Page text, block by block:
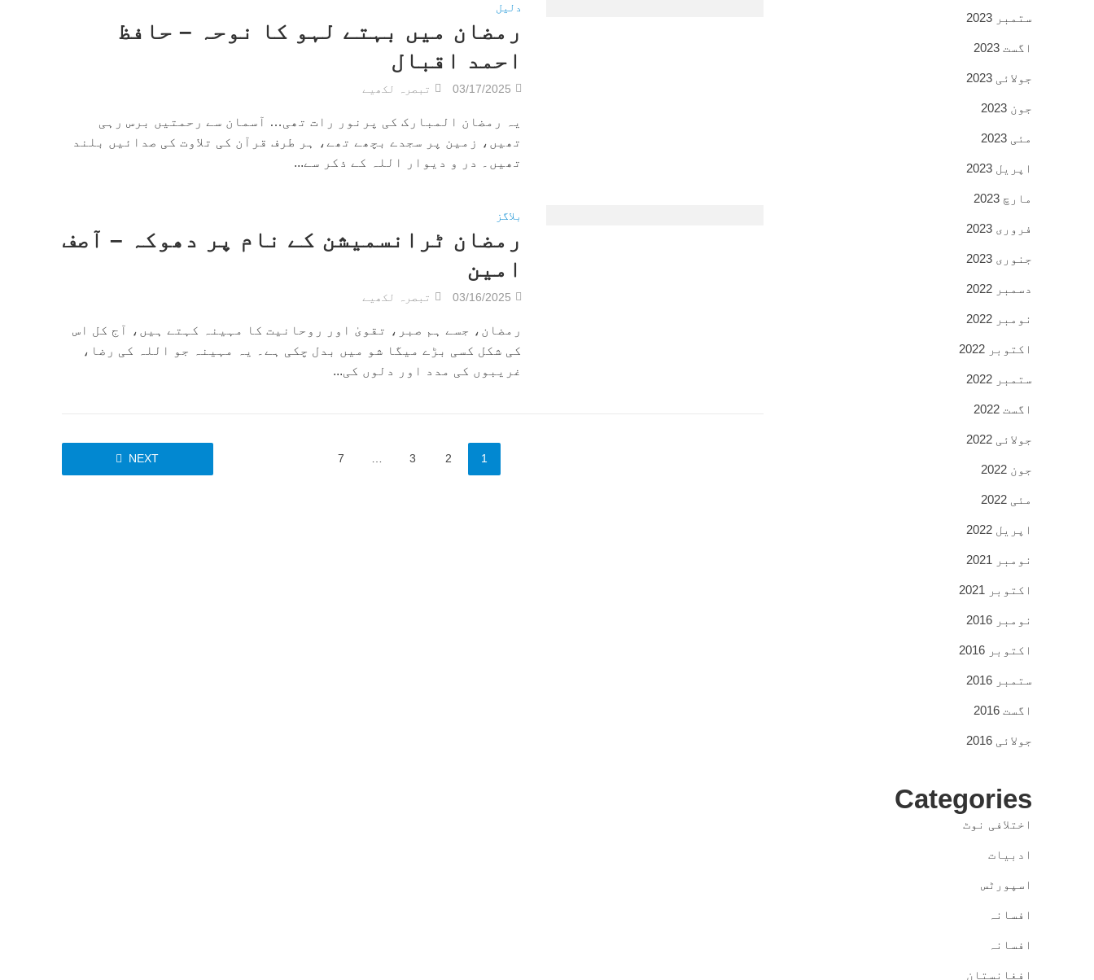
دلیل
رمضان میں بہتے لہو کا نوحہ – حافظ
احمد اقبال
03/17/2025 تبصرہ لکھیے
یہ رمضان المبارک کی پرنور رات تھی… آسمان سے رحمتیں برس رہی
تھیں، زمین پر سجدے بچھے تھے، ہر طرف قرآن کی تلاوت کی صدائیں بلند
تھیں۔ در و دیوار اللہ کے ذکر سے...
بلاگز
رمضان ٹرانسمیشن کے نام پر دھوکہ – آصف
امین
03/16/2025 تبصرہ لکھیے
رمضان، جسے ہم صبر، تقویٰ اور روحانیت کا مہینہ کہتے ہیں، آج کل اس
کی شکل کسی بڑے میگا شو میں بدل چکی ہے۔ یہ مہینہ جو اللہ کی رضا،
غریبوں کی مدد اور دلوں کی...
1
2
3
7
NEXT
ستمبر 2023
اگست 2023
جولائی 2023
جون 2023
مئی 2023
اپریل 2023
مارچ 2023
فروری 2023
جنوری 2023
دسمبر 2022
نومبر 2022
اکتوبر 2022
ستمبر 2022
اگست 2022
جولائی 2022
جون 2022
مئی 2022
اپریل 2022
نومبر 2021
اکتوبر 2021
نومبر 2016
اکتوبر 2016
ستمبر 2016
اگست 2016
جولائی 2016
Categories
اختلافی نوٹ
ادبیات
اسپورٹس
افسانہ
افسانہ
افغانستان